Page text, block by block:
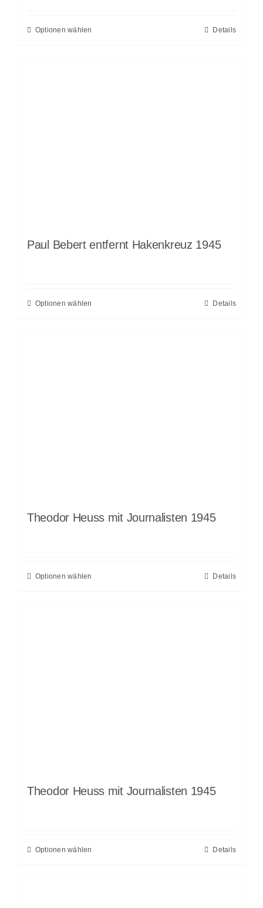
Optionen wählen Details
Paul Bebert entfernt Hakenkreuz 1945
Optionen wählen Details
Theodor Heuss mit Journalisten 1945
Optionen wählen Details
Theodor Heuss mit Journalisten 1945
Optionen wählen Details